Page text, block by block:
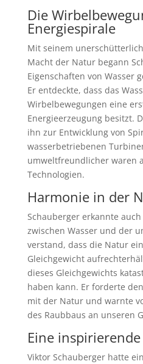
Die
Energiespirale
Mit seinem
Macht der Natur begann
Eigenschaften von Wasser
Er entdeckte, dass das
Wirbelbewegungen eine
Energieerzeugung besitzt.
ihn zur Entwicklung von
wasserbetriebenen
umweltfreundlicher waren
Technologien.
Harmonie in der
Schauberger erkannte
zwischen Wasser und der
verstand, dass die Natur
Gleichgewicht
dieses Gleichgewichts
haben kann. Er forderte
mit der Natur und warnte
des Raubbaus an unseren
Eine
Viktor Schauberger hatte